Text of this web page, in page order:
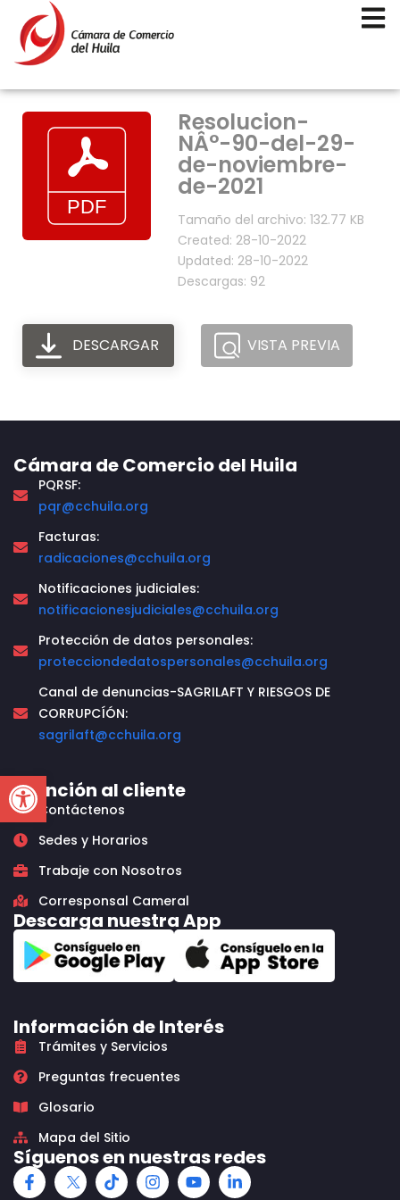
Open toolbar
Resolucion-
NÂ°-90-del-29-
de-noviembre-
de-2021
Tamaño del archivo: 132.77 KB
Created: 28-10-2022
Updated: 28-10-2022
Descargas: 92
DESCARGAR VISTA PREVIA
Cámara de Comercio del Huila
PQRSF:
pqr@cchuila.org
Facturas:
radicaciones@cchuila.org
Notificaciones judiciales:
notificacionesjudiciales@cchuila.org
Protección de datos personales:
protecciondedatospersonales@cchuila.org
Canal de denuncias-SAGRILAFT Y RIESGOS DE
CORRUPCÍÓN:
sagrilaft@cchuila.org
Atención al cliente
Contáctenos
Sedes y Horarios
Trabaje con Nosotros
Corresponsal Cameral
Descarga nuestra App
Información de Interés
Trámites y Servicios
Preguntas frecuentes
Glosario
Mapa del Sitio
Síguenos en nuestras redes